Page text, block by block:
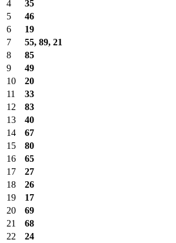
4
35
5
46
6
19
7
55, 89, 21
8
85
9
49
10
20
11
33
12
83
13
40
14
67
15
80
16
65
17
27
18
26
19
17
20
69
21
68
22
24